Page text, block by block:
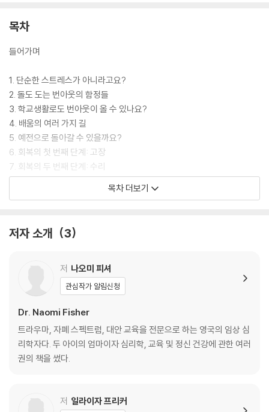
목차
들어가며
1. 단순한 스트레스가 아니라고요?
2. 돌도 도는 번아웃의 함정들
3. 학교생활로도 번아웃이 올 수 있나요?
4. 배움의 여러 가지 길
5. 예전으로 돌아갈 수 있을까요?
6. 회복의 첫 번째 단계: 고장
7. 회복의 두 번째 단계: 수리
8. 회복의 세 번째 단계: 여정에서 배우기
9. 회복의 네 번째 단계: 내일을 그리기
어른을 위한 청소년 번아웃 가이드
목차 더보기
저자 소개 3
저 나오미 피셔
관심작가 알림신청
Dr. Naomi Fisher
트라우마, 자폐 스펙트럼, 대안 교육을 전문으로 하는 영국의 임상 심
리학자다. 두 아이의 엄마이자 심리학, 교육 및 정신 건강에 관한 여러
권의 책을 썼다.
저 일라이자 프리커